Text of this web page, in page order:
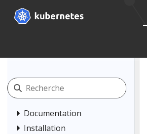
Documentation
Installation